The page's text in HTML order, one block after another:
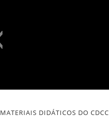
MATERIAIS DIDÁTICOS DO CDCC